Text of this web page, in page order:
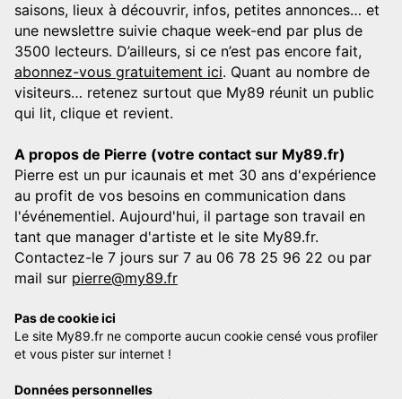
saisons, lieux à découvrir, infos, petites annonces… et
une newslettre suivie chaque week-end par plus de
3500 lecteurs. D’ailleurs, si ce n’est pas encore fait,
abonnez-vous gratuitement ici. Quant au nombre de
visiteurs… retenez surtout que My89 réunit un public
qui lit, clique et revient.
A propos de Pierre (votre contact sur My89.fr)
Pierre est un pur icaunais et met 30 ans d'expérience
au profit de vos besoins en communication dans
l'événementiel. Aujourd'hui, il partage son travail en
tant que manager d'artiste et le site My89.fr.
Contactez-le 7 jours sur 7 au 06 78 25 96 22 ou par
mail sur pierre@my89.fr
Pas de cookie ici
Le site My89.fr ne comporte aucun cookie censé vous profiler
et vous pister sur internet !
Données personnelles